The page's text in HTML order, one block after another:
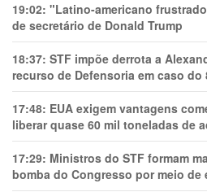
19:02: "Latino-americano
de secretário de Donald Trump
18:37: STF impõe derrota a
recurso de Defensoria em caso do
17:48: EUA exigem vantagens
liberar quase 60 mil toneladas de
17:29: Ministros do STF formam
bomba do Congresso por meio de